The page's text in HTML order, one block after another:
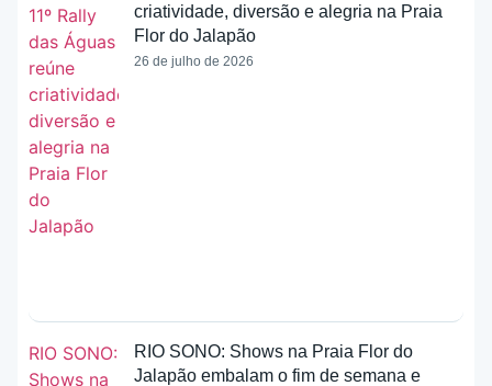
criatividade, diversão e alegria na Praia
Flor do Jalapão
26 de julho de 2026
RIO SONO: Shows na Praia Flor do
Jalapão embalam o fim de semana e